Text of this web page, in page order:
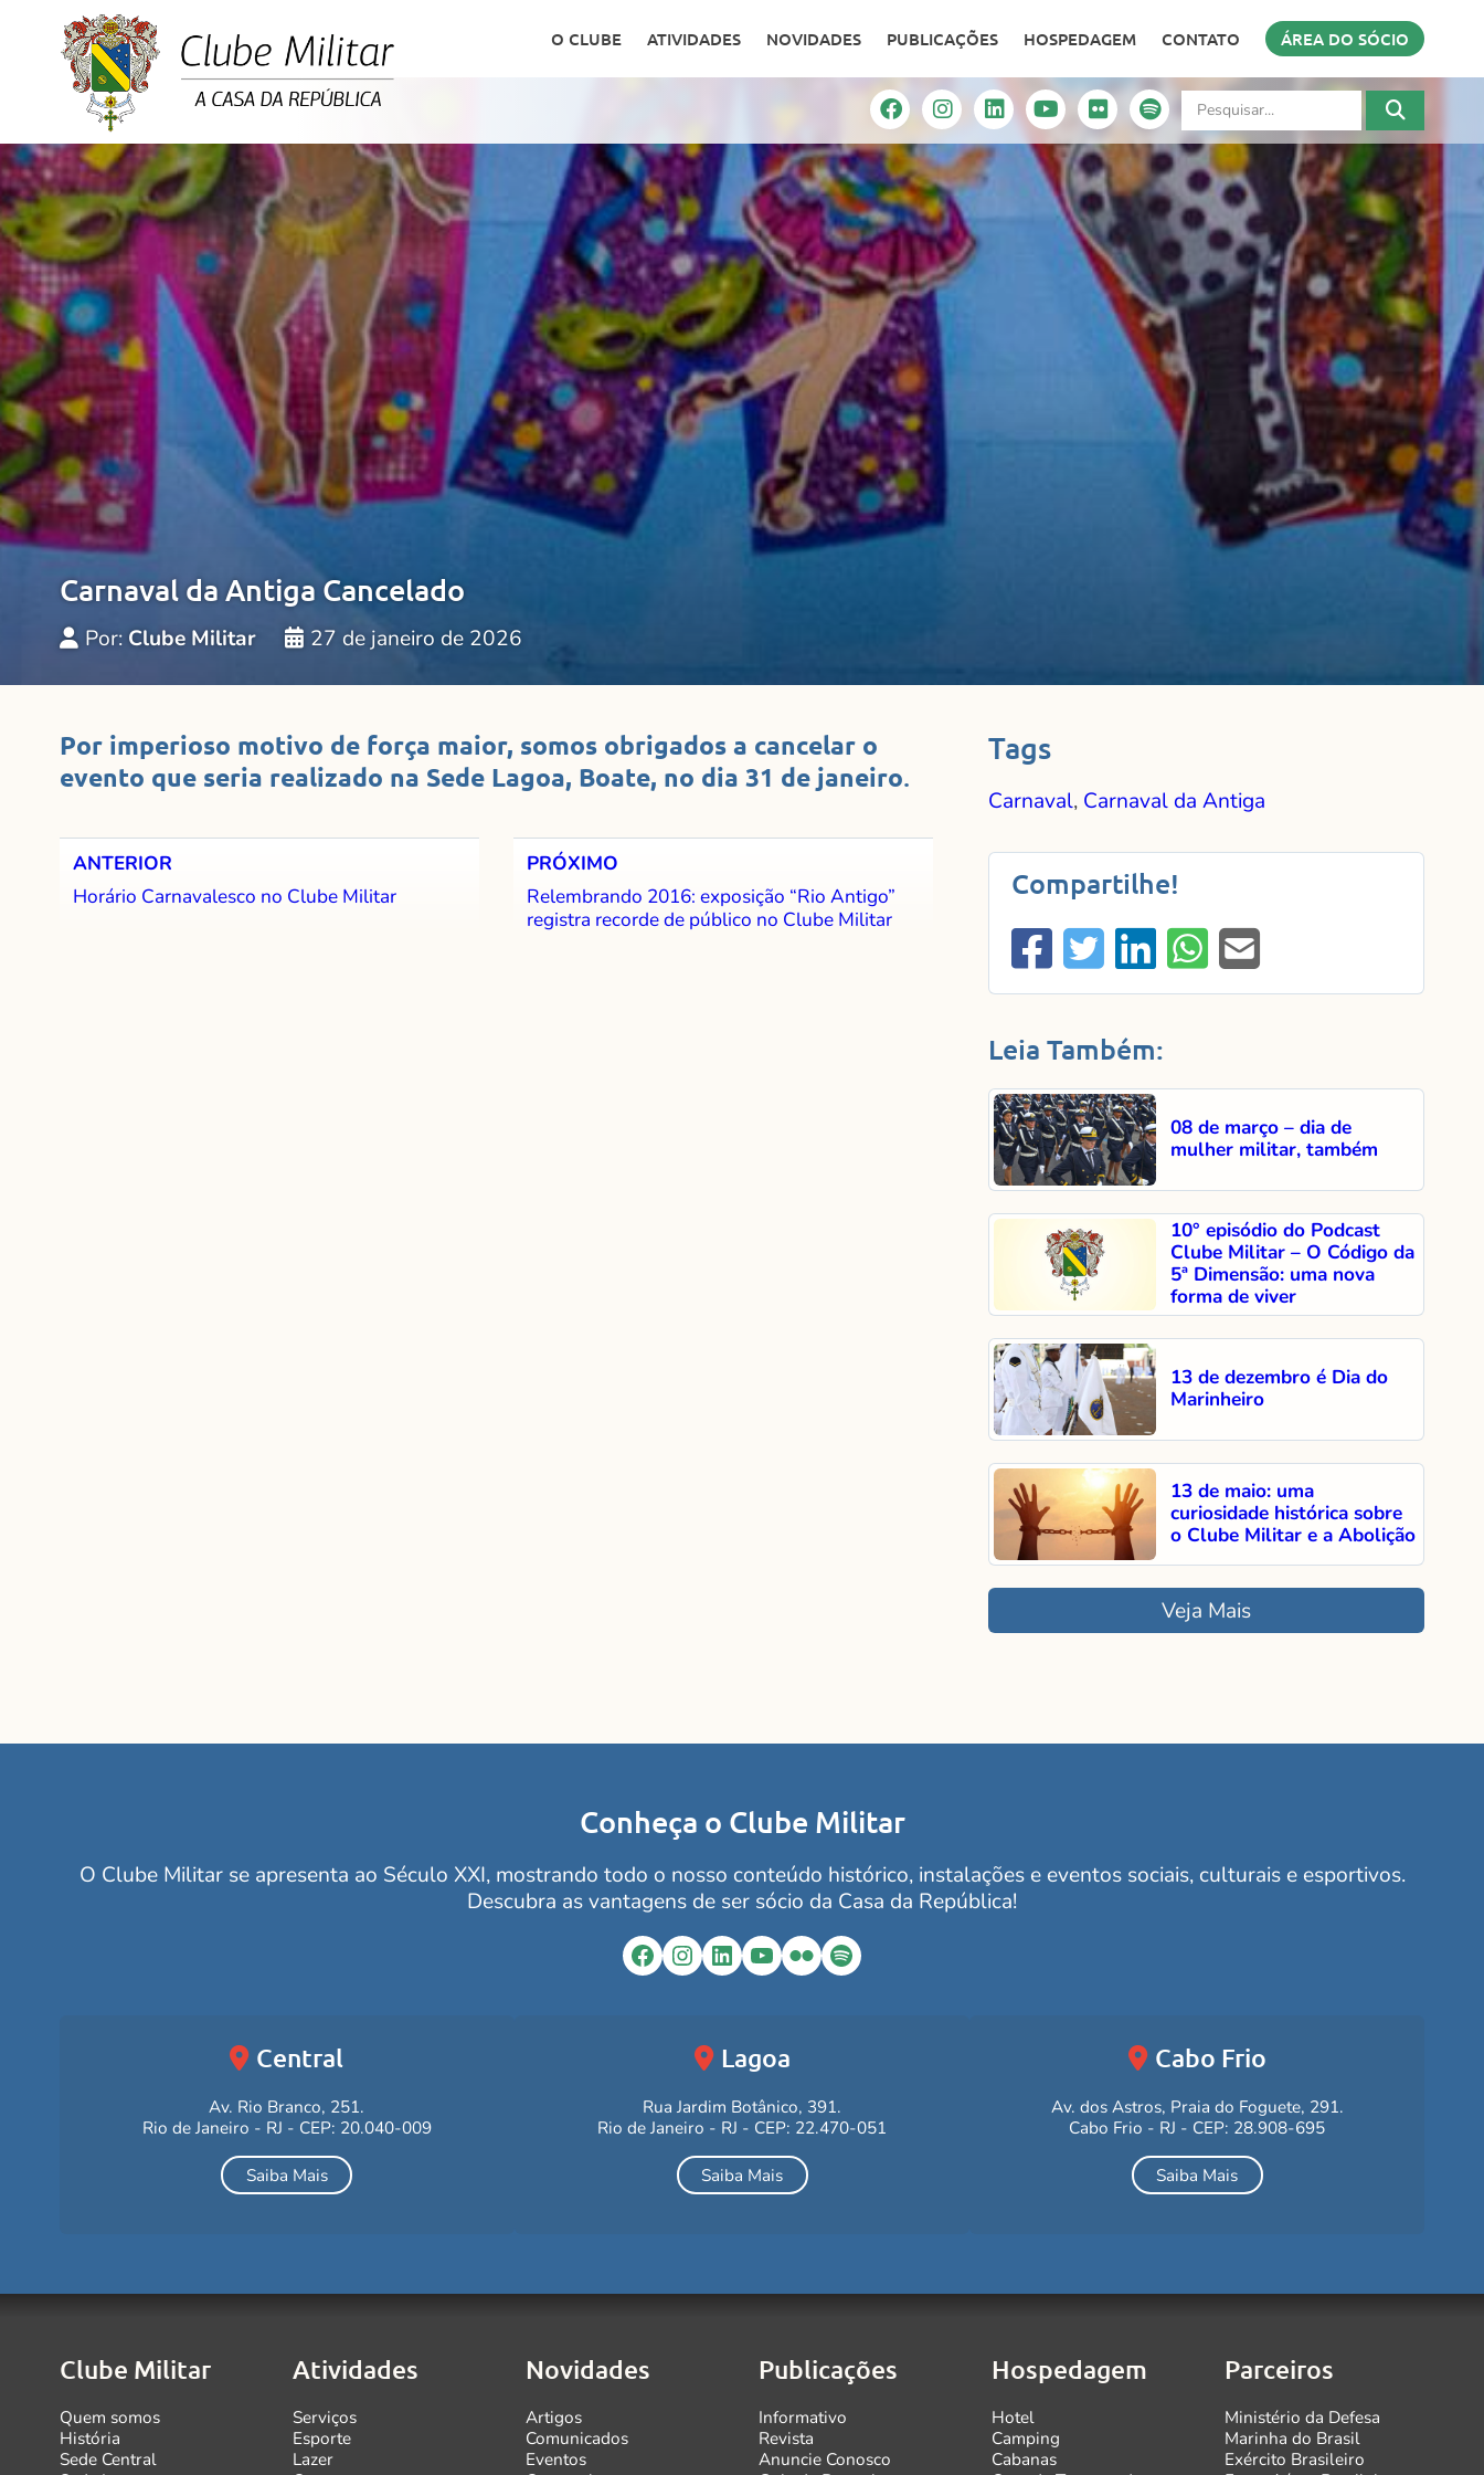
O CLUBE ATIVIDADES NOVIDADES PUBLICAÇÕES HOSPEDAGEM CONTATO ÁREA DO SÓCIO
Carnaval da Antiga Cancelado
Por: Clube Militar 27 de janeiro de 2026
Por imperioso motivo de força maior, somos obrigados a cancelar o
evento que seria realizado na Sede Lagoa, Boate, no dia 31 de janeiro.
ANTERIOR
Horário Carnavalesco no Clube Militar
PRÓXIMO
Relembrando 2016: exposição “Rio Antigo”
registra recorde de público no Clube Militar
Tags
Carnaval, Carnaval da Antiga
Compartilhe!
Leia Também:
08 de março – dia de
mulher militar, também
10° episódio do Podcast
Clube Militar – O Código da
5ª Dimensão: uma nova
forma de viver
13 de dezembro é Dia do
Marinheiro
13 de maio: uma
curiosidade histórica sobre
o Clube Militar e a Abolição
Veja Mais
Conheça o Clube Militar
O Clube Militar se apresenta ao Século XXI, mostrando todo o nosso conteúdo histórico, instalações e eventos sociais, culturais e esportivos.
Descubra as vantagens de ser sócio da Casa da República!
Facebook
Instagram
LinkedIn
YouTube
FlickrSpotify
Central
Av. Rio Branco, 251.
Rio de Janeiro - RJ - CEP: 20.040-009
Saiba Mais
Lagoa
Rua Jardim Botânico, 391.
Rio de Janeiro - RJ - CEP: 22.470-051
Saiba Mais
Cabo Frio
Av. dos Astros, Praia do Foguete, 291.
Cabo Frio - RJ - CEP: 28.908-695
Saiba Mais
Clube Militar
Quem somos
História
Sede Central
Atividades
Serviços
Esporte
Lazer
Novidades
Artigos
Comunicados
Eventos
Publicações
Informativo
Revista
Anuncie Conosco
Hospedagem
Hotel
Camping
Cabanas
Parceiros
Ministério da Defesa
Marinha do Brasil
Exército Brasileiro